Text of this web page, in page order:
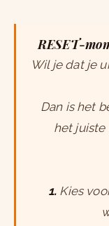
RESET-
Wil je dat je
Dan is het
het
1. Kies